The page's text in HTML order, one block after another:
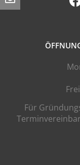
Für